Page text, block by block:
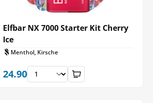
Elfbar NX 7000 Starter Kit Cherry
Ice
Menthol, Kirsche
24.90